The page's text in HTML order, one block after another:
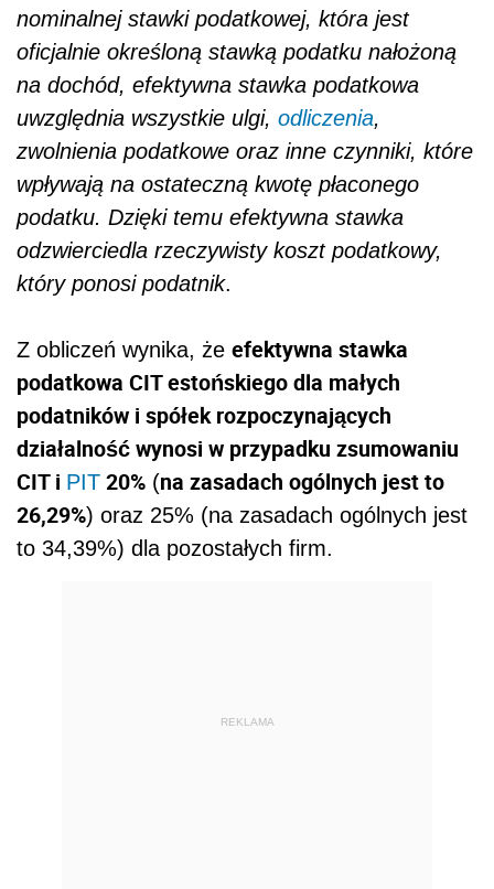
nominalnej stawki podatkowej, która jest
oficjalnie określoną stawką podatku nałożoną
na dochód, efektywna stawka podatkowa
uwzględnia wszystkie ulgi, odliczenia,
zwolnienia podatkowe oraz inne czynniki, które
wpływają na ostateczną kwotę płaconego
podatku. Dzięki temu efektywna stawka
odzwierciedla rzeczywisty koszt podatkowy,
który ponosi podatnik.
Z obliczeń wynika, że efektywna stawka
podatkowa CIT estońskiego dla małych
podatników i spółek rozpoczynających
działalność wynosi w przypadku zsumowaniu
CIT i PIT 20% (na zasadach ogólnych jest to
26,29%) oraz 25% (na zasadach ogólnych jest
to 34,39%) dla pozostałych firm.
REKLAMA